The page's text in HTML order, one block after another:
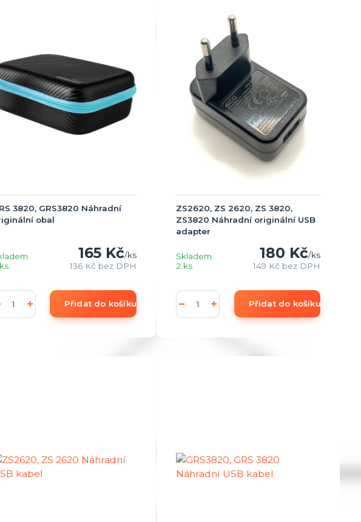
3820, GRS3820 Náhradní
obal
165 Kč/ks
136 Kč bez DPH
Přidat do košíku (add to Basket)
ZS2620, ZS 2620, ZS 3820,
ZS3820 Náhradní originální USB
adapter
180 Kč/ks
149 Kč bez DPH
Skladem
2 ks
Přidat do košíku (add to